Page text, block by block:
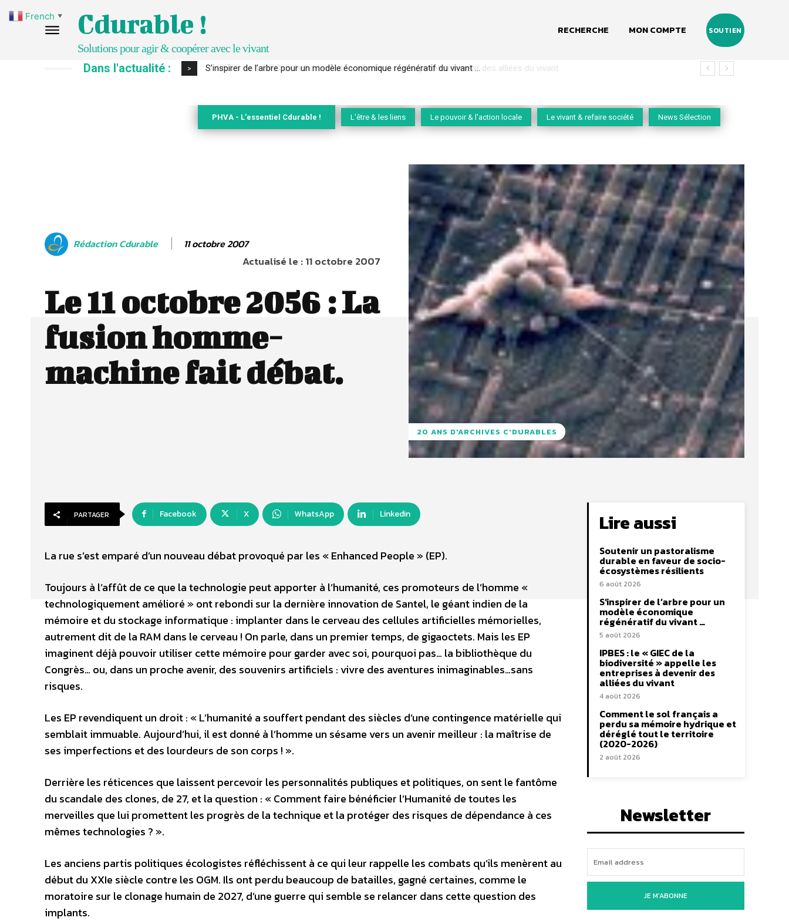
Cdurable !
Solutions pour agir & coopérer avec le vivant
RECHERCHE MON COMPTE SOUTIEN
Dans l'actualité : > IPBES : le « GIEC de la biodiversité » appelle les entreprises à devenir des alliées du vivant
PHVA - L'essentiel Cdurable ! L'être & les liens Le pouvoir & l'action locale Le vivant & refaire société News Sélection
Rédaction Cdurable 11 octobre 2007
Actualisé le :11 octobre 2007
Le 11 octobre 2056 : La
fusion homme-
machine fait débat.
20 ANS D'ARCHIVES C'DURABLES
PARTAGER Facebook X WhatsApp Linkedin
La rue s’est emparé d’un nouveau débat provoqué par les « Enhanced People » (EP).
Toujours à l’affût de ce que la technologie peut apporter à l’humanité, ces promoteurs de l’homme «
technologiquement amélioré » ont rebondi sur la dernière innovation de Santel, le géant indien de la
mémoire et du stockage informatique : implanter dans le cerveau des cellules artificielles mémorielles,
autrement dit de la RAM dans le cerveau ! On parle, dans un premier temps, de gigaoctets. Mais les EP
imaginent déjà pouvoir utiliser cette mémoire pour garder avec soi, pourquoi pas… la bibliothèque du
Congrès… ou, dans un proche avenir, des souvenirs artificiels : vivre des aventures inimaginables…sans
risques.
Les EP revendiquent un droit : « L’humanité a souffert pendant des siècles d’une contingence matérielle qui
semblait immuable. Aujourd’hui, il est donné à l’homme un sésame vers un avenir meilleur : la maîtrise de
ses imperfections et des lourdeurs de son corps ! ».
Derrière les réticences que laissent percevoir les personnalités publiques et politiques, on sent le fantôme
du scandale des clones, de 27, et la question : « Comment faire bénéficier l’Humanité de toutes les
merveilles que lui promettent les progrès de la technique et la protéger des risques de dépendance à ces
mêmes technologies ? ».
Les anciens partis politiques écologistes réfléchissent à ce qui leur rappelle les combats qu’ils menèrent au
début du XXIe siècle contre les OGM. Ils ont perdu beaucoup de batailles, gagné certaines, comme le
moratoire sur le clonage humain de 2027, d’une guerre qui semble se relancer dans cette question des
implants.
Lire aussi
Soutenir un pastoralisme
durable en faveur de socio-
écosystèmes résilients
6 août 2026
S’inspirer de l’arbre pour un
modèle économique
régénératif du vivant …
5 août 2026
IPBES : le « GIEC de la
biodiversité » appelle les
entreprises à devenir des
alliées du vivant
4 août 2026
Comment le sol français a
perdu sa mémoire hydrique et
déréglé tout le territoire
(2020-2026)
2 août 2026
Newsletter
JE M'ABONNE
French ▼